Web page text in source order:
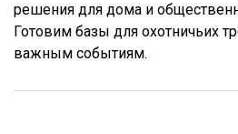
решения для дома и
Готовим базы для охотничьих
важным событиям.